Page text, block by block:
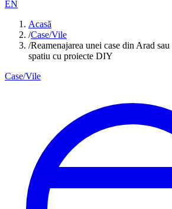
EN
Acasă
/Case/Vile
/Reamenajarea unei case din Arad
spatiu cu proiecte DIY
Case/Vile